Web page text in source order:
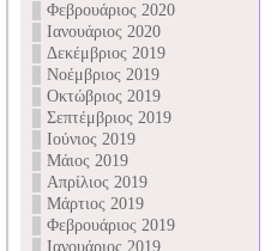
Φεβρουάριος 2020
Ιανουάριος 2020
Δεκέμβριος 2019
Νοέμβριος 2019
Οκτώβριος 2019
Σεπτέμβριος 2019
Ιούνιος 2019
Μάιος 2019
Απρίλιος 2019
Μάρτιος 2019
Φεβρουάριος 2019
Ιανουάριος 2019